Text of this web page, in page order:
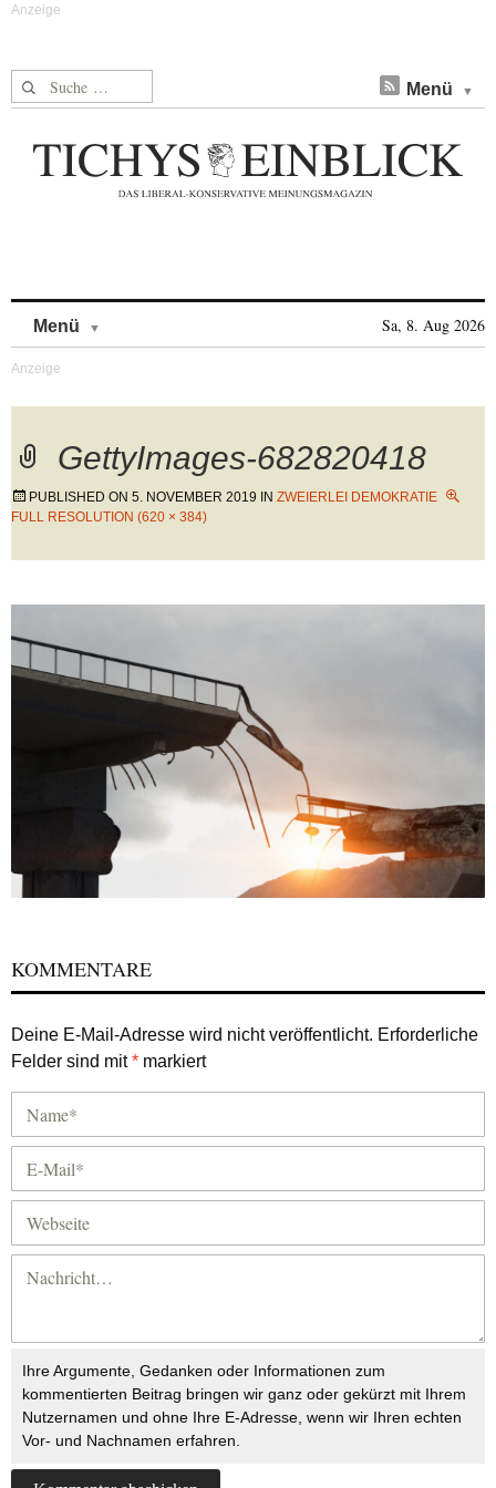
Suche nach: Menü
Menü Sa, 8. Aug 2026
GettyImages-682820418
PUBLISHED ON 5. NOVEMBER 2019 IN ZWEIERLEI DEMOKRATIE
FULL RESOLUTION (620 × 384)
KOMMENTARE
Deine E-Mail-Adresse wird nicht veröffentlicht. Erforderliche
Felder sind mit* markiert
Ihre Argumente, Gedanken oder Informationen zum
kommentierten Beitrag bringen wir ganz oder gekürzt mit Ihrem
Nutzernamen und ohne Ihre E-Adresse, wenn wir Ihren echten
Vor- und Nachnamen erfahren.